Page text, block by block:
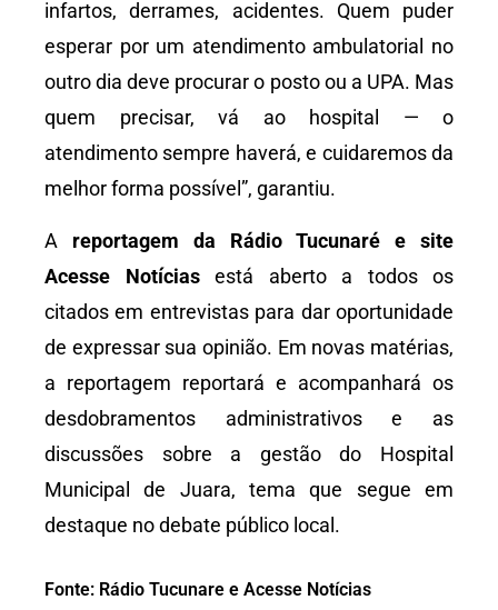
infartos, derrames, acidentes. Quem puder
esperar por um atendimento ambulatorial no
outro dia deve procurar o posto ou a UPA. Mas
quem precisar, vá ao hospital — o
atendimento sempre haverá, e cuidaremos da
melhor forma possível”, garantiu.
A reportagem da Rádio Tucunaré e site
Acesse Notíciasestá aberto a todos os
citados em entrevistas para dar oportunidade
de expressar sua opinião. Em novas matérias,
a reportagem reportará e acompanhará os
desdobramentos administrativos e as
discussões sobre a gestão do Hospital
Municipal de Juara, tema que segue em
destaque no debate público local.
Fonte: Rádio Tucunare e Acesse Notícias